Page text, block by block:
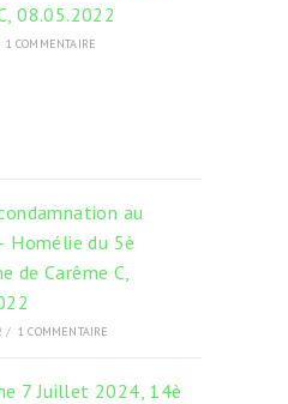
08.05.2022
1 COMMENTAIRE
au
Homélie du 5è
de Carême C,
/ 1 COMMENTAIRE
7 Juillet 2024, 14è